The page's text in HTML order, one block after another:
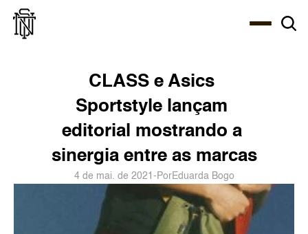
CLASS e Asics
Sportstyle lançam
editorial mostrando a
sinergia entre as marcas
4 de mai. de 2021 - PorEduarda Bogo